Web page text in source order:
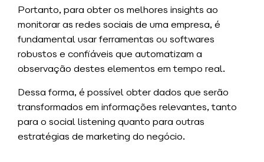
Portanto, para obter os melhores insights ao
monitorar as redes sociais de uma empresa, é
fundamental usar ferramentas ou softwares
robustos e confiáveis que automatizam a
observação destes elementos em tempo real.
Dessa forma, é possível obter dados que serão
transformados em informações relevantes, tanto
para o social listening quanto para outras
estratégias de marketing do negócio.